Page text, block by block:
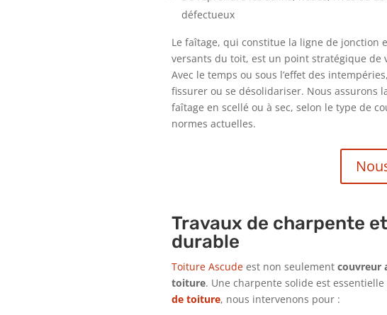
défectueux
Le faîtage, qui constitue la ligne de jonction
versants du toit, est un point stratégique de
Avec le temps ou sous l’effet des
fissurer ou se désolidariser. Nous assurons
faîtage en scellé ou à sec, selon le type de
normes actuelles.
Travaux de charpente
durable
Toiture Ascudeest non seulement couvreur
toiture. Une charpente solide est
de toiture, nous intervenons pour :